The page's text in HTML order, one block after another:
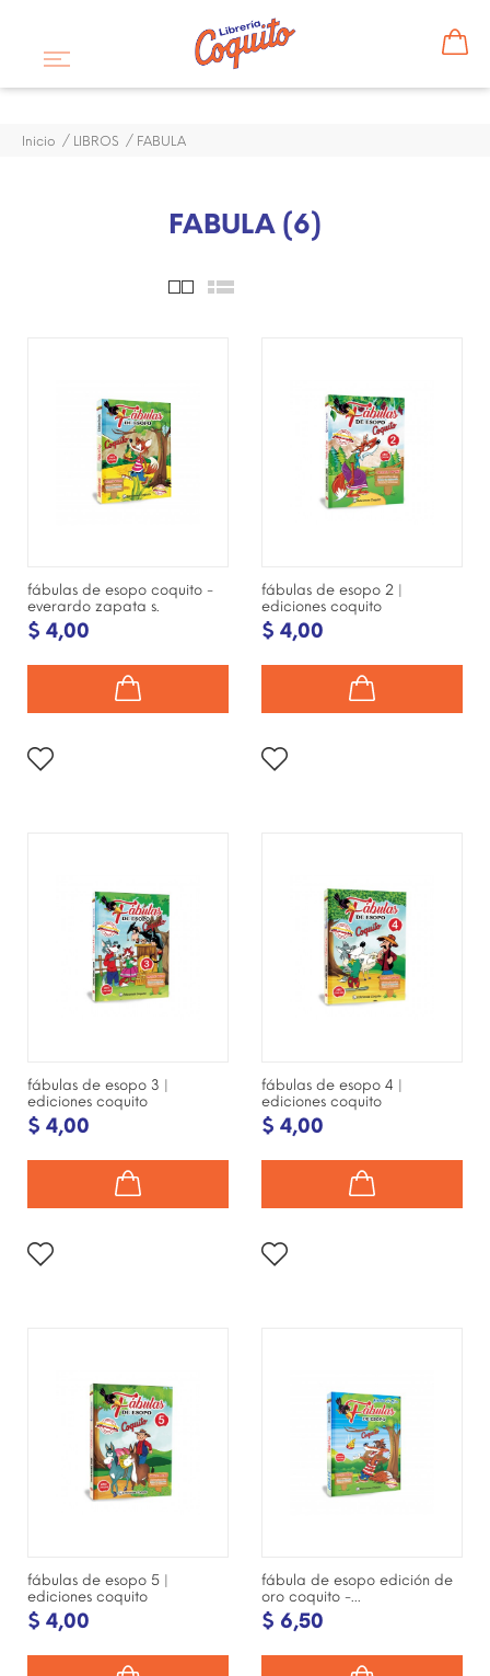
Inicio LIBROS FABULA
FABULA (6)
fábulas de esopo coquito -
everardo zapata s.
$ 4,00
fábulas de esopo 2 |
ediciones coquito
$ 4,00
fábulas de esopo 3 |
ediciones coquito
$ 4,00
fábulas de esopo 4 |
ediciones coquito
$ 4,00
fábulas de esopo 5 |
ediciones coquito
$ 4,00
fábula de esopo edición de
oro coquito -...
$ 6,50